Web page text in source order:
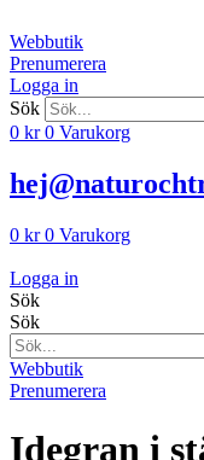
till
innehåll
Webbutik
Prenumerera
Logga in
Sök
0 kr 0 Varukorg
0 kr 0 Varukorg
Logga in
Sök
Sök
Webbutik
Prenumerera
Idegran i